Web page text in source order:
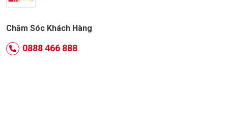
Chăm Sóc Khách Hàng
0888 466 888